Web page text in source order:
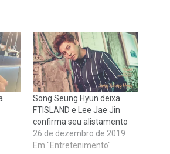
Song Seung Hyun deixa
FTISLAND e Lee Jae Jin
confirma seu alistamento
26 de dezembro de 2019
Em "Entretenimento"